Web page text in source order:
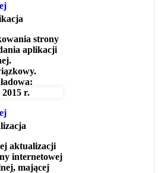
strony
aplikacji
2015 r.
aktualizacji
internetowej
mającej